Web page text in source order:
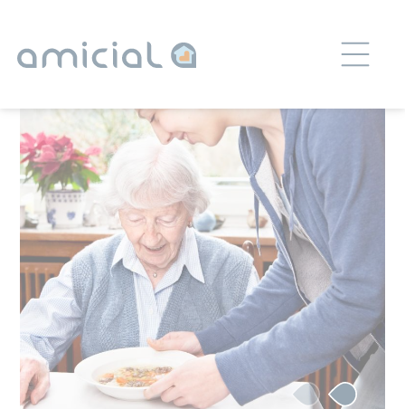
REPAS À DOMICILE
Jeudi 12 Mai 2022 Partager